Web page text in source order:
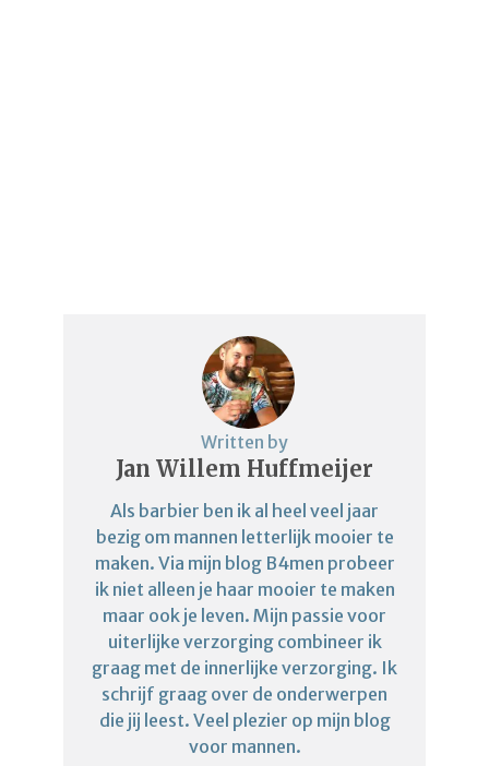
Written by
Jan Willem Huffmeijer
Als barbier ben ik al heel veel jaar
bezig om mannen letterlijk mooier te
maken. Via mijn blog B4men probeer
ik niet alleen je haar mooier te maken
maar ook je leven. Mijn passie voor
uiterlijke verzorging combineer ik
graag met de innerlijke verzorging. Ik
schrijf graag over de onderwerpen
die jij leest. Veel plezier op mijn blog
voor mannen.